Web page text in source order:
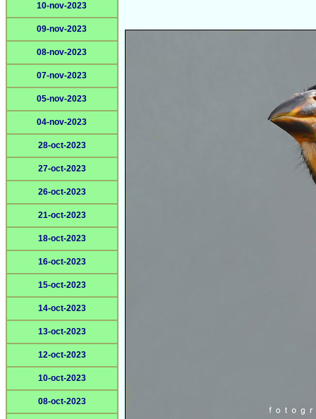
10-nov-2023
09-nov-2023
08-nov-2023
07-nov-2023
05-nov-2023
04-nov-2023
28-oct-2023
27-oct-2023
26-oct-2023
21-oct-2023
18-oct-2023
16-oct-2023
15-oct-2023
14-oct-2023
13-oct-2023
12-oct-2023
10-oct-2023
08-oct-2023